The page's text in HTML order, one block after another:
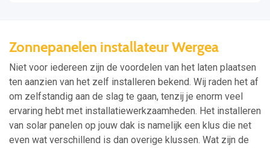
Zonnepanelen installateur Wergea
Niet voor iedereen zijn de voordelen van het laten plaatsen
ten aanzien van het zelf installeren bekend. Wij raden het af
om zelfstandig aan de slag te gaan, tenzij je enorm veel
ervaring hebt met installatiewerkzaamheden. Het installeren
van solar panelen op jouw dak is namelijk een klus die net
even wat verschillend is dan overige klussen. Wat zijn de